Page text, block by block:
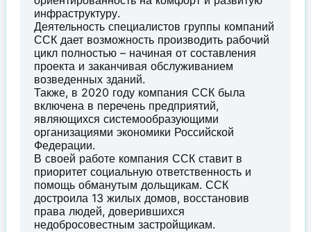
инфраструктуру.
Деятельность специалистов группы компаний
ССК дает возможность производить рабочий
цикл полностью – начиная от составления
проекта и заканчивая обслуживанием
возведенных зданий.
Также, в 2020 году компания ССК была
включена в перечень предприятий,
являющихся системообразующими
организациями экономики Российской
Федерации.
В своей работе компания ССК ставит в
приоритет социальную ответственность и
помощь обманутым дольщикам. ССК
достроила 13 жилых домов, восстановив
права людей, доверившихся
недобросовестным застройщикам.